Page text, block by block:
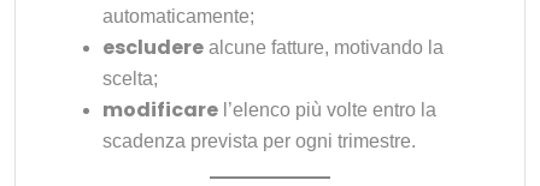
automaticamente;
escludere alcune fatture, motivando la
scelta;
modificare l’elenco più volte entro la
scadenza prevista per ogni trimestre.